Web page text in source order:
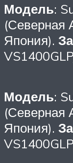
Модель:
(Северная
Япония).
Модель:
(Северная
Япония).